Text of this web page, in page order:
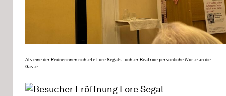
Als eine der Rednerinnen richtete Lore Segals Tochter Beatrice persönliche Worte an die
Gäste.